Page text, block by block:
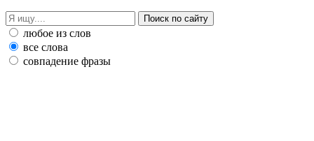
любое из слов
все слова
совпадение фразы